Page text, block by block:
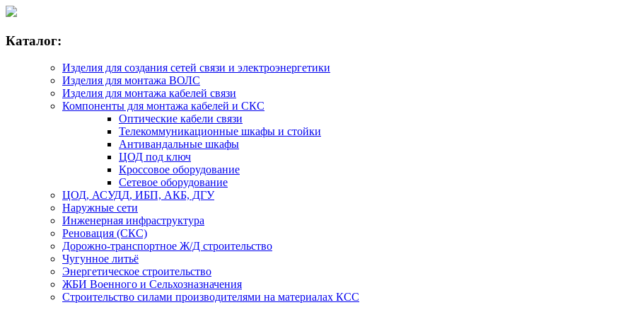
Каталог:
Изделия для создания сетей связи и электроэнергетики
Изделия для монтажа ВОЛС
Изделия для монтажа кабелей связи
Компоненты для монтажа кабелей и СКС
Оптические кабели связи
Телекоммуникационные шкафы и стойки
Антивандальные шкафы
ЦОД под ключ
Кроссовое оборудование
Сетевое оборудование
ЦОД, АСУДД, ИБП, АКБ, ДГУ
Наружные сети
Инженерная инфраструктура
Реновация (СКС)
Дорожно-транспортное Ж/Д строительство
Чугунное литьё
Энергетическое строительство
ЖБИ Военного и Сельхозназначения
Строительство силами производителями на материалах КСС